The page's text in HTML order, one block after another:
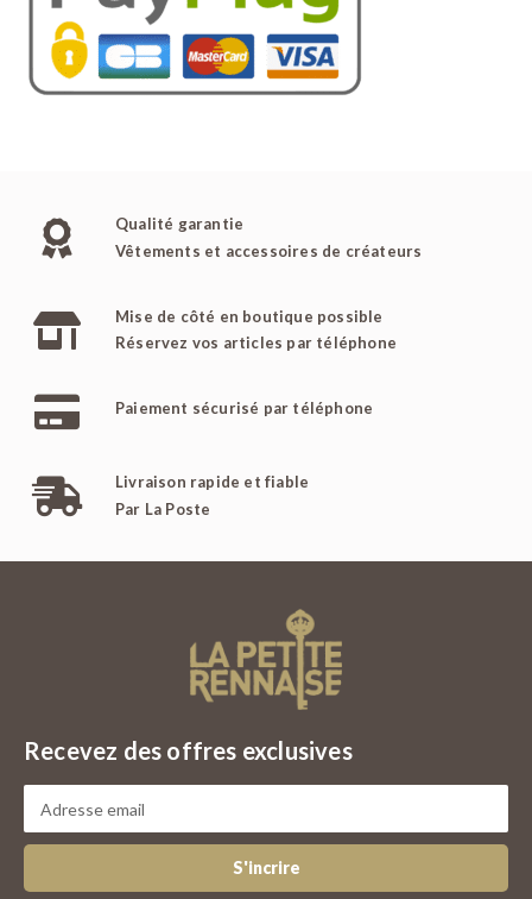
Qualité garantie
Vêtements et accessoires de créateurs
Mise de côté en boutique possible
Réservez vos articles par téléphone
Paiement sécurisé par téléphone
Livraison rapide et fiable
Par La Poste
Recevez des offres exclusives
S'incrire